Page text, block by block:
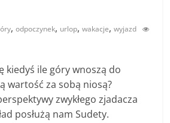
,odpoczynek, urlop,wakacje,wyjazd
kiedyś ile góry wnoszą do
wartość za sobą niosą?
zwykłego zjadacza
posłużą nam Sudety.